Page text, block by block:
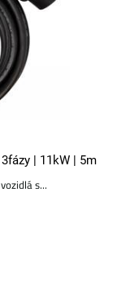
| 11kW | 5m
s...